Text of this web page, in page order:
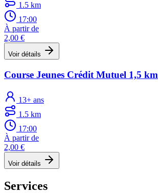
1.5 km
17:00
À partir de
2,00 €
Voir détails
Course Jeunes Crédit Mutuel 1,5 km
13+ ans
1.5 km
17:00
À partir de
2,00 €
Voir détails
Services